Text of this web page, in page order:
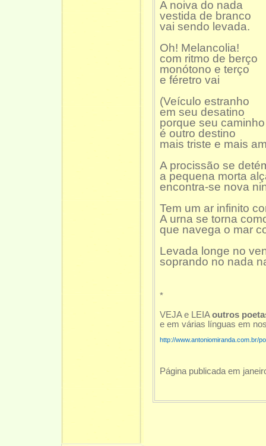
A noiva do nada
vestida de branco
vai sendo levada.
Oh! Melancolia!
com ritmo de berço
monótono e terço
e féretro vai
(Veículo estranho
em seu desatino
porque seu caminho
é outro destino
mais triste e mais
A procissão se
a pequena morta
encontra-se nova
Tem um ar infinito
A urna se torna
que navega o mar
Levada longe no
soprando no nada
*
VEJA e LEIAoutros
e em várias línguas em
http://www.antoniomiranda.com.br/
Página publicada em